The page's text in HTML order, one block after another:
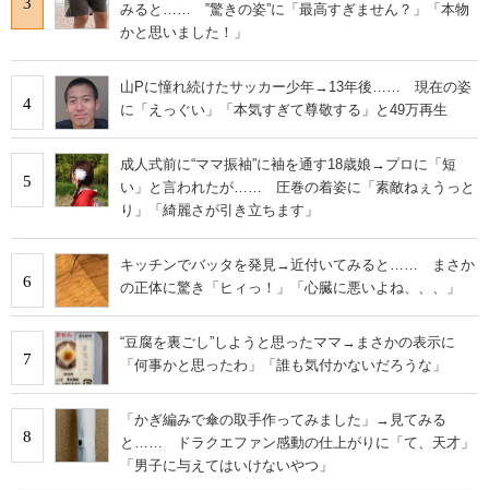
みると…… ‟驚きの姿”に「最高すぎません？」「本物
かと思いました！」
4
山Pに憧れ続けたサッカー少年→13年後…… 現在の姿
に「えっぐい」「本気すぎて尊敬する」と49万再生
5
成人式前に“ママ振袖”に袖を通す18歳娘→プロに「短
い」と言われたが…… 圧巻の着姿に「素敵ねぇうっと
り」「綺麗さが引き立ちます」
6
キッチンでバッタを発見→近付いてみると…… まさか
の正体に驚き「ヒィっ！」「心臓に悪いよね、、、」
7
“豆腐を裏ごし”しようと思ったママ→まさかの表示に
「何事かと思ったわ」「誰も気付かないだろうな」
8
「かぎ編みで傘の取手作ってみました」→見てみる
と…… ドラクエファン感動の仕上がりに「て、天才」
「男子に与えてはいけないやつ」